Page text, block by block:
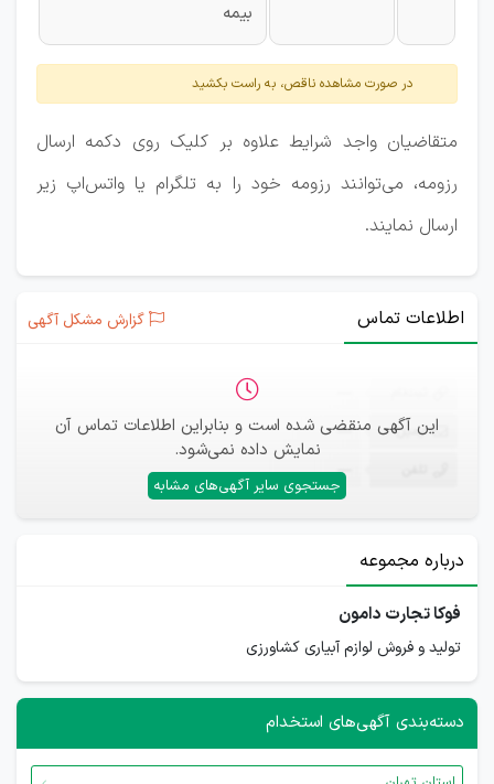
بیمه
در صورت مشاهده ناقص، به راست بکشید
متقاضیان واجد شرایط علاوه بر کلیک روی دکمه ارسال
رزومه، می‌توانند رزومه خود را به تلگرام یا واتس‌اپ زیر
ارسال نمایند.
اطلاعات تماس گزارش مشکل آگهی
این آگهی منقضی شده است و بنابراین اطلاعات تماس آن
نمایش داده نمی‌شود.
جستجوی سایر آگهی‌های مشابه
ایمیل —
—
درباره مجموعه
فوکا تجارت دامون
تولید و فروش لوازم آبیاری کشاورزی
دسته‌بندی آگهی‌های استخدام